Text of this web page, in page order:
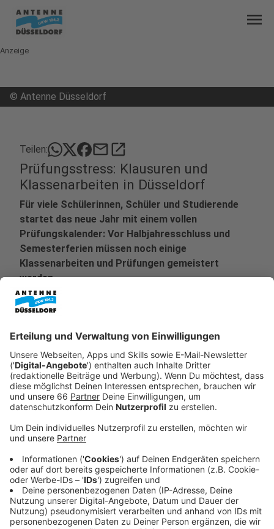
menu
Anzeige
© Antenne Düsseldorf
Teilen: mailopen_in_new
Prüfungsstress: Klausuren und
Klassenarbeiten in Düsseldorf
Für viele Schülerinnen, Schüler und Studierende
startet das neue Jahr mit einem vollen
Prüfungskalender: Vor Halbjahresschluss und
Semesterferien müssen noch einige
Klassenarbeiten und Prüfungen gemeistert
werden.
Veröffentlicht:
Anzeige
Prüfungsstress: Klausuren und
Klassenarbeiten in Düsseldorf
An derHeine-Unisteht die Klausurenphase des
Wintersemesters kurz bevor. Den Anfang machen
unter anderem die Studierenden der Pharmazie und
Wirtschaftswissenschaft, die ihre Prüfungen zum Teil
noch vor dem Ende der Vorlesungszeit Ende Januar